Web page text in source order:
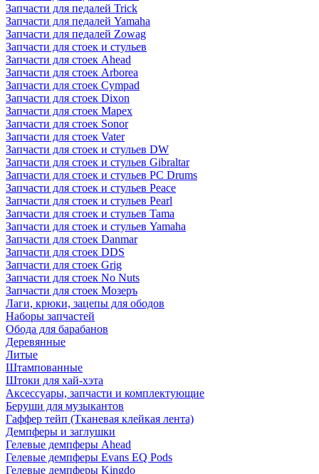
Запчасти для педалей Trick
Запчасти для педалей Yamaha
Запчасти для педалей Zowag
Запчасти для стоек и стульев
Запчасти для стоек Ahead
Запчасти для стоек Arborea
Запчасти для стоек Cympad
Запчасти для стоек Dixon
Запчасти для стоек Mapex
Запчасти для стоек Sonor
Запчасти для стоек Vater
Запчасти для стоек и стульев DW
Запчасти для стоек и стульев Gibraltar
Запчасти для стоек и стульев PC Drums
Запчасти для стоек и стульев Peace
Запчасти для стоек и стульев Pearl
Запчасти для стоек и стульев Tama
Запчасти для стоек и стульев Yamaha
Запчасти для стоек Danmar
Запчасти для стоек DDS
Запчасти для стоек Grig
Запчасти для стоек No Nuts
Запчасти для стоек Мозеръ
Лаги, крюки, зацепы для ободов
Наборы запчастей
Обода для барабанов
Деревянные
Литые
Штампованные
Штоки для хай-хэта
Аксессуары, запчасти и комплектующие
Беруши для музыкантов
Гаффер тейп (Тканевая клейкая лента)
Демпферы и заглушки
Гелевые демпферы Ahead
Гелевые демпферы Evans EQ Pods
Гелевые демпферы Kingdo